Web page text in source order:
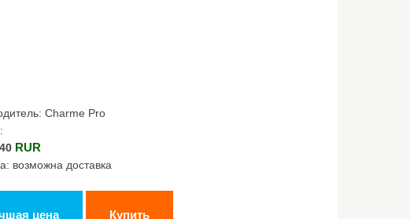
Charme Pro
RUR
возможна доставка
цена Купить